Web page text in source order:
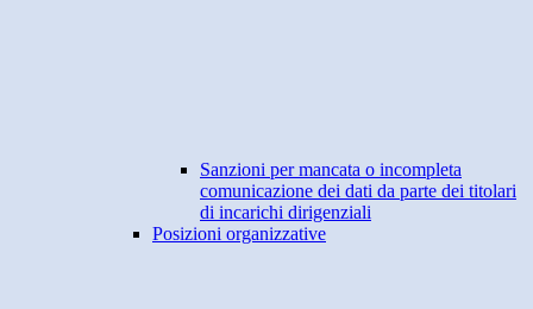
Sanzioni per mancata o incompleta
comunicazione dei dati da parte dei titolari
di incarichi dirigenziali
Posizioni organizzative